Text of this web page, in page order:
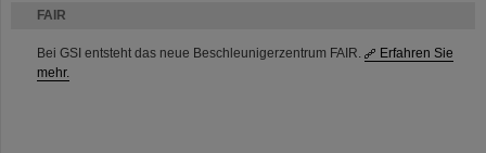
FAIR
Bei GSI entsteht das neue Beschleunigerzentrum FAIR.
Erfahren Sie
mehr.